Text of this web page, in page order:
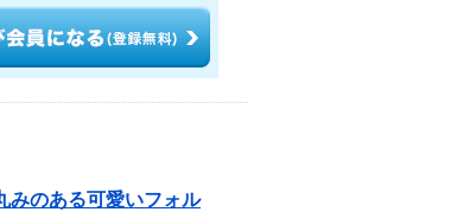
みのある可愛いフォル